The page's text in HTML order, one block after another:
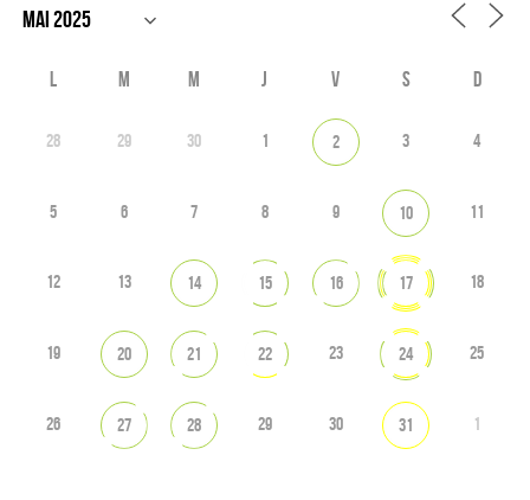
L M M J V S D
28 29 30 1 2 3 4
5 6 7 8 9 10 11
12 13 14 15 16 17 18
19 20 21 22 23 24 25
26 27 28 29 30 31 1